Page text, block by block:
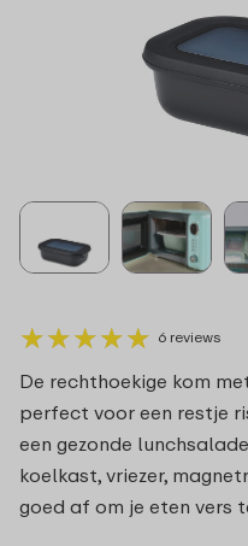
★★★★★
★★★★★ 6 reviews
De rechthoekige kom
perfect voor een restje
een gezonde
koelkast, vriezer,
goed af om je eten vers